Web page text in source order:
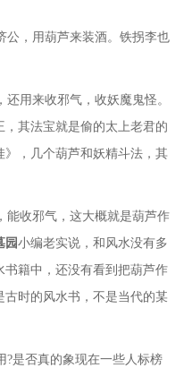
公，用葫芦来装酒。铁拐李也
用来收邪气，收妖魔鬼怪。
，其法宝就是偷的太上老君的
，几个葫芦和妖精斗法，其
能收邪气，这大概就是葫芦作
园小编老实说，和风水没有多
籍中，还没有看到把葫芦作
时的风水书，不是当代的某
?是否真的象现在一些人标榜